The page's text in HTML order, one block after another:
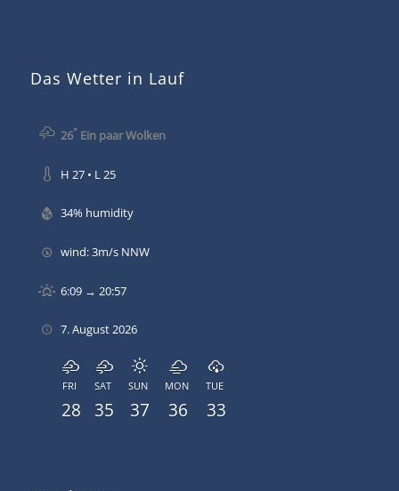
Das Wetter in Lauf
26°Ein paar Wolken
H 27 • L 25
34% humidity
wind: 3m/s NNW
6:09 → 20:57
7. August 2026
FRI
28
SAT
35
SUN
37
MON
36
TUE
33